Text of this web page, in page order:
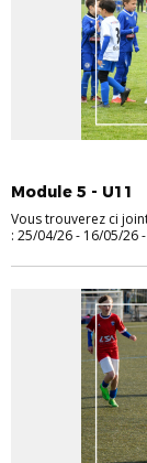
Module 5 - U11
Vous trouverez ci
: 25/04/26 - 16/05/26